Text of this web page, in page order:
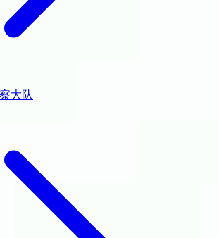
大队